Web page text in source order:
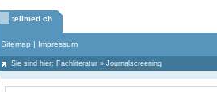
tellmed.ch
Sitemap | Impressum
Sie sind hier: Fachliteratur » Journalscreening